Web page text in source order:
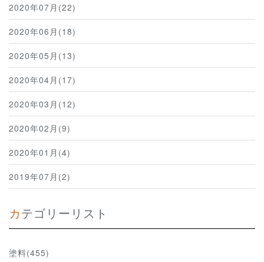
2020年07月(22)
2020年06月(18)
2020年05月(13)
2020年04月(17)
2020年03月(12)
2020年02月(9)
2020年01月(4)
2019年07月(2)
カテゴリーリスト
塗料(455)